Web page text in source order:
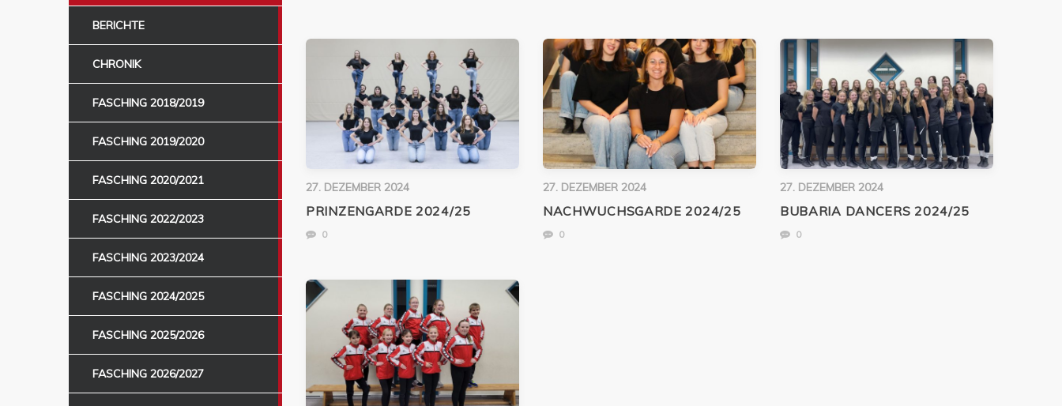
27. DEZEMBER 2024
PRINZENGARDE 2024/25
0
27. DEZEMBER 2024
NACHWUCHSGARDE 2024/25
0
27. DEZEMBER 2024
BUBARIA DANCERS 2024/25
0
BERICHTE
CHRONIK
FASCHING 2018/2019
FASCHING 2019/2020
FASCHING 2020/2021
FASCHING 2022/2023
FASCHING 2023/2024
FASCHING 2024/2025
FASCHING 2025/2026
FASCHING 2026/2027